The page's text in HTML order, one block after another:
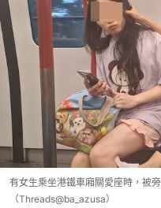
有女生乘坐港鐵車廂關愛座時，被
（Threads@ba_azusa）